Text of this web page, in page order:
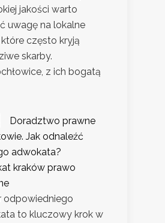
jakości warto
uwagę na lokalne
często kryją
skarby.
z ich bogatą
Doradztwo prawne
Jak odnaleźć
adwokata?
kraków prawo
odpowiedniego
to kluczowy krok w